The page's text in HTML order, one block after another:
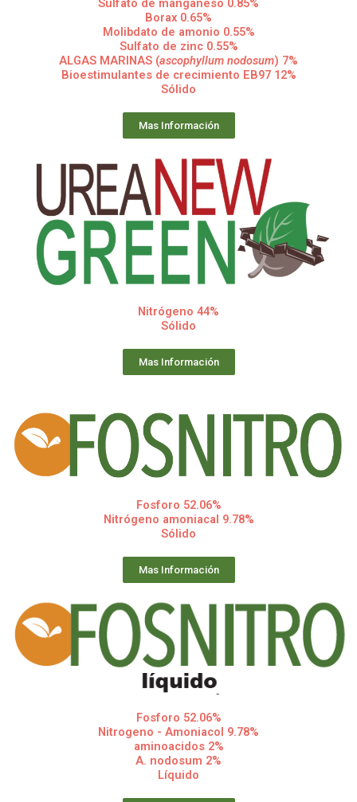
Sulfato de manganeso 0.85%
Borax 0.65%
Molibdato de amonio 0.55%
Sulfato de zinc 0.55%
ALGAS MARINAS (ascophyllum nodosum) 7%
Bioestimulantes de crecimiento EB97 12%
Sólido
Mas Información
Nitrógeno 44%
Sólido
Mas Información
Fosforo 52.06%
Nitrógeno amoniacal 9.78%
Sólido
Mas Información
Fosforo 52.06%
Nitrogeno - Amoniacol 9.78%
aminoacidos 2%
A. nodosum 2%
Líquido